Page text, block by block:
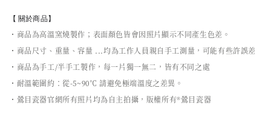
【 關於商品】
・商品為高溫窯燒製作；表面顏色皆會因照片顯示不同產生色差。
・商品尺寸、重量、容量 ...均為工作人員親自手工測量，可能有些許誤差
・商品為手工/半手工製作，每一片獨一無二，皆有不同之處
・耐溫範圍約：從-5~90℃ 請避免極端溫度之差異。
・鶯目瓷器官網所有照片均為自主拍攝，版權所有®鶯目瓷器